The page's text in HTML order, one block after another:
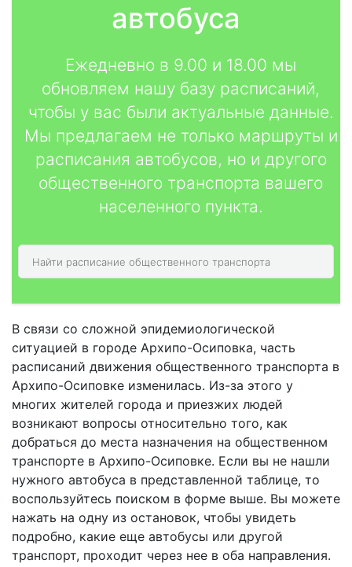
автобуса
Ежедневно в 9.00 и 18.00 мы
обновляем нашу базу расписаний,
чтобы у вас были актуальные данные.
Мы предлагаем не только маршруты и
расписания автобусов, но и другого
общественного транспорта вашего
населенного пункта.
В связи со сложной эпидемиологической
ситуацией в городе Архипо-Осиповка, часть
расписаний движения общественного транспорта в
Архипо-Осиповке изменилась. Из-за этого у
многих жителей города и приезжих людей
возникают вопросы относительно того, как
добраться до места назначения на общественном
транспорте в Архипо-Осиповке. Если вы не нашли
нужного автобуса в представленной таблице, то
воспользуйтесь поиском в форме выше. Вы можете
нажать на одну из остановок, чтобы увидеть
подробно, какие еще автобусы или другой
транспорт, проходит через нее в оба направления.